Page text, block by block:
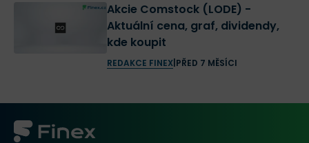
Akcie Comstock (LODE) -
Aktuální cena, graf, dividendy,
kde koupit
REDAKCE FINEX| PŘED 7 MĚSÍCI